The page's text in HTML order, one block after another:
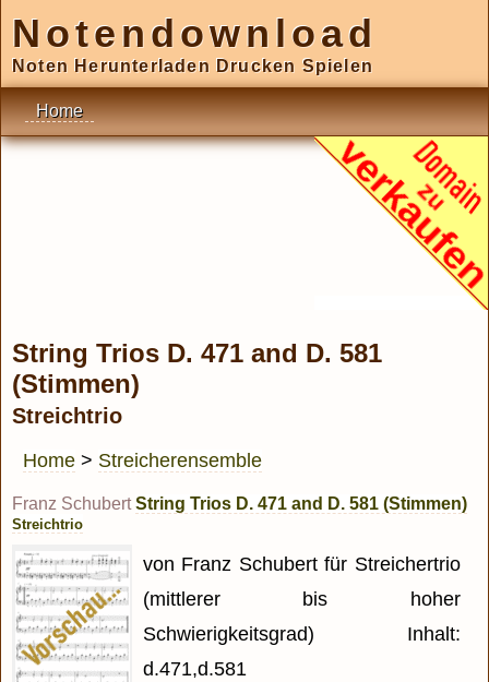
Notendownload
Noten Herunterladen Drucken Spielen
Home
String Trios D. 471 and D. 581
(Stimmen)
Streichtrio
Home > Streicherensemble
Franz Schubert String Trios D. 471 and D. 581 (Stimmen)
Streichtrio
von Franz Schubert für Streichertrio
(mittlerer bis hoher
Schwierigkeitsgrad) Inhalt:
d.471,d.581